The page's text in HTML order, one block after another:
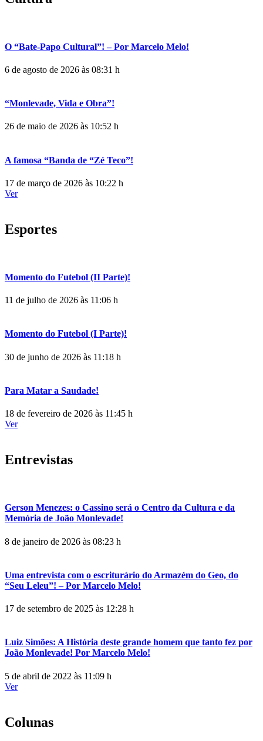
O “Bate-Papo Cultural”! – Por Marcelo Melo!
6 de agosto de 2026 às 08:31 h
“Monlevade, Vida e Obra”!
26 de maio de 2026 às 10:52 h
A famosa “Banda de “Zé Teco”!
17 de março de 2026 às 10:22 h
Ver
Esportes
Momento do Futebol (II Parte)!
11 de julho de 2026 às 11:06 h
Momento do Futebol (I Parte)!
30 de junho de 2026 às 11:18 h
Para Matar a Saudade!
18 de fevereiro de 2026 às 11:45 h
Ver
Entrevistas
Gerson Menezes: o Cassino será o Centro da Cultura e da
Memória de João Monlevade!
8 de janeiro de 2026 às 08:23 h
Uma entrevista com o escriturário do Armazém do Geo, do
“Seu Leleu”! – Por Marcelo Melo!
17 de setembro de 2025 às 12:28 h
Luiz Simões: A História deste grande homem que tanto fez por
João Monlevade! Por Marcelo Melo!
5 de abril de 2022 às 11:09 h
Ver
Colunas